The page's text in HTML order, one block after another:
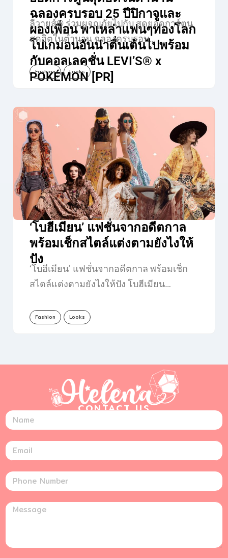
ฉลองครบรอบ 25 ปีปิกาจูและ
ผองเพื่อน พาเหล่าแฟนๆท่องโลก
โปเกมอนอันน่าตื่นเต้นไปพร้อม
กับคอลเลคชั่น LEVI’S® x
POKÉMON [PR]
ลีวายส์® ร่วมผจญภัยไปกับ สุดยอดการ์ตูน
สุดฮิตในตำนาน ฉลองครบรอบ…
Fashion Looks
‘โบฮีเมียน’ แฟชั่นจากอดีตกาล
พร้อมเช็กสไตล์แต่งตามยังไงให้
ปัง
‘โบฮีเมียน’ แฟชั่นจากอดีตกาล พร้อมเช็ก
สไตล์แต่งตามยังไงให้ปัง โบฮีเมียน…
Fashion Looks
CONTACT US